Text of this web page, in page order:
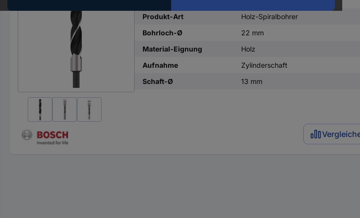
Produkt-Art
Holz-Spiralbohrer
Bohrloch-Ø
22 mm
Material-Eignung
Holz
Aufnahme
Zylinderschaft
Schaft-Ø
13 mm